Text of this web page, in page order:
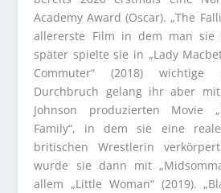
Academy Award (Oscar). „The
allererste Film in dem man sie
später spielte sie in „Lady
Commuter“ (2018) wichtige
Durchbruch gelang ihr aber
Johnson produzierten Movie
Family“, in dem sie eine
britischen Wrestlerin
wurde sie dann mit
allem „Little Woman“ (2019).